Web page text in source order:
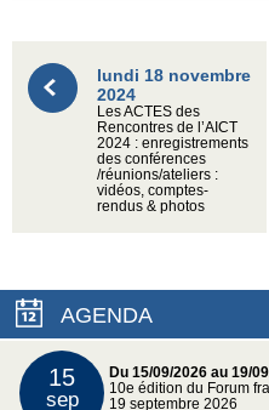
lundi 18 novembre
2024
Les ACTES des
Rencontres de l’AICT
2024 : enregistrements
des conférences
/réunions/ateliers :
vidéos, comptes-
rendus & photos
AGENDA
15
sep
Du 15/09/2026 au 19/
10e édition du Forum
19 septembre 2026